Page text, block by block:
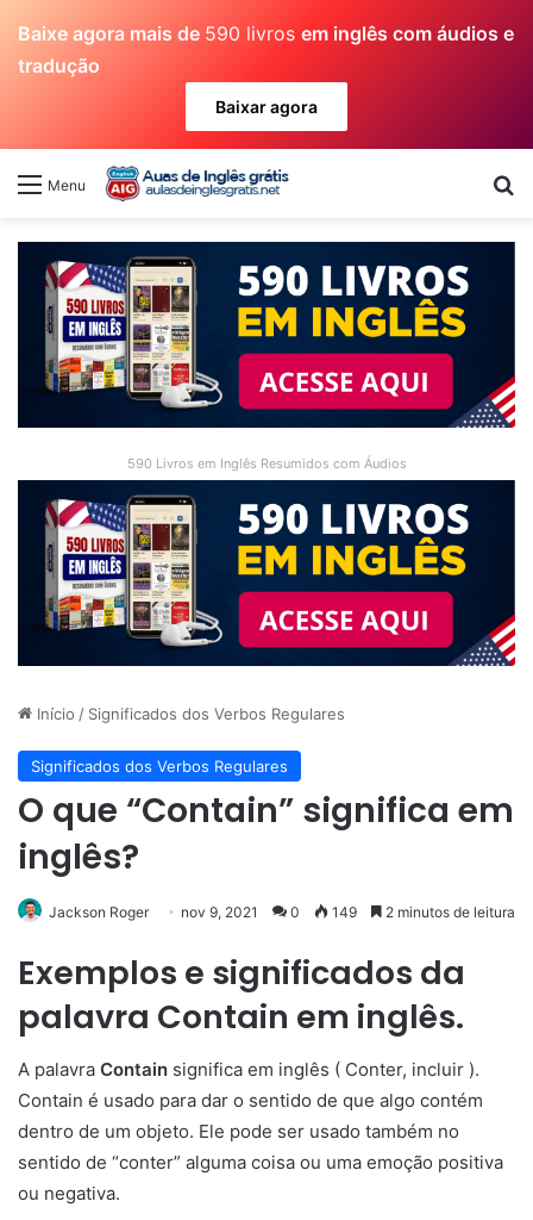
Baixe agora mais de 590 livros em inglês com áudios e
tradução
Baixar agora
Menu
590 Livros em Inglês Resumidos com Áudios
Início / Significados dos Verbos Regulares
Significados dos Verbos Regulares
O que “Contain” significa em
inglês?
Jackson Roger nov 9, 2021 0 149 2 minutos de leitura
Exemplos e significados da
palavra Contain em inglês.
A palavra Contain significa em inglês ( Conter, incluir ).
Contain é usado para dar o sentido de que algo contém
dentro de um objeto. Ele pode ser usado também no
sentido de “conter” alguma coisa ou uma emoção positiva
ou negativa.